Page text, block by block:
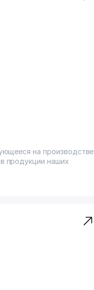
на производстве
продукции наших